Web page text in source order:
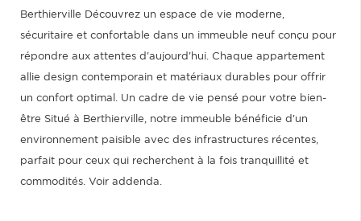
Berthierville Découvrez un espace de vie moderne,
sécuritaire et confortable dans un immeuble neuf conçu pour
répondre aux attentes d'aujourd'hui. Chaque appartement
allie design contemporain et matériaux durables pour offrir
un confort optimal. Un cadre de vie pensé pour votre bien-
être Situé à Berthierville, notre immeuble bénéficie d'un
environnement paisible avec des infrastructures récentes,
parfait pour ceux qui recherchent à la fois tranquillité et
commodités. Voir addenda.